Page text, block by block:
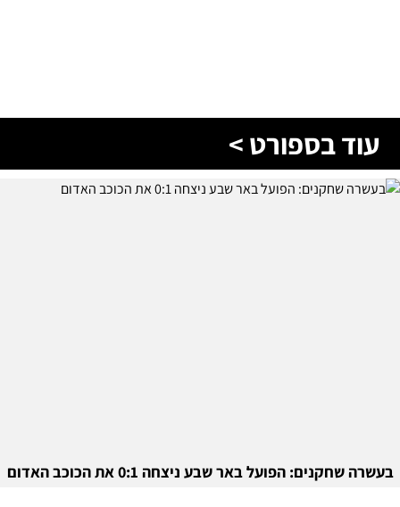
עוד בספורט >
בעשרה שחקנים: הפועל באר שבע ניצחה 0:1 את הכוכב האדום